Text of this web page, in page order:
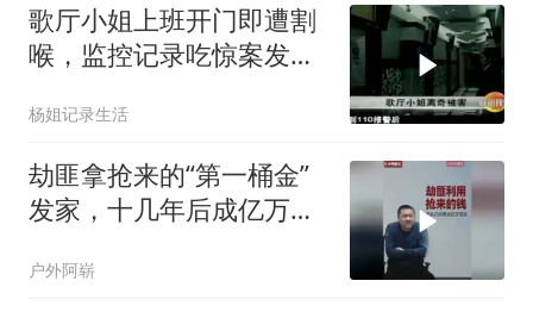
歌厅小姐上班开门即遭割
喉，监控记录吃惊案发全
杨姐记录生活
劫匪拿抢来的“第一桶金”
发家，十几年后成亿万富
户外阿崭